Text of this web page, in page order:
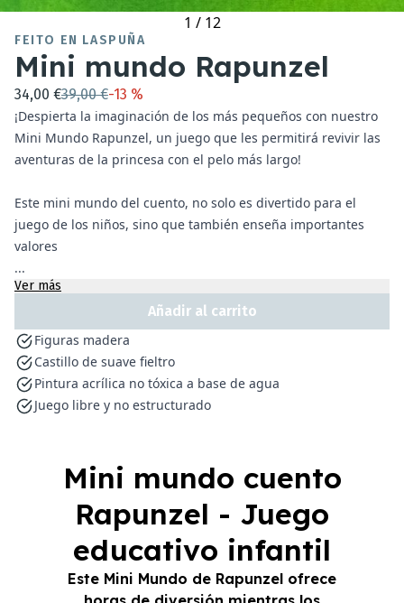
1 / 12
FEITO EN LASPUÑA
Mini mundo Rapunzel
34,00 €39,00 €-13 %
¡Despierta la imaginación de los más pequeños con nuestro
Mini Mundo Rapunzel, un juego que les permitirá revivir las
aventuras de la princesa con el pelo más largo!
Este mini mundo del cuento, no solo es divertido para el
juego de los niños, sino que también enseña importantes
valores
...
Ver más
Añadir al carrito
Figuras madera
Castillo de suave fieltro
Pintura acrílica no tóxica a base de agua
Juego libre y no estructurado
Mini mundo cuento
Rapunzel - Juego
educativo infantil
Este Mini Mundo de Rapunzel ofrece